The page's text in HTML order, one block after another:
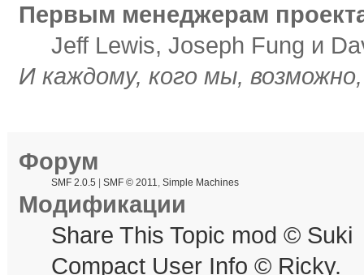
Первым менеджерам
Jeff Lewis, Joseph Fung и
И каждому, кого мы,
Форум
SMF 2.0.5 |SMF © 2011,Simple Machines
Модификации
Share This Topic mod © Suki
Compact User Info © Ricky.